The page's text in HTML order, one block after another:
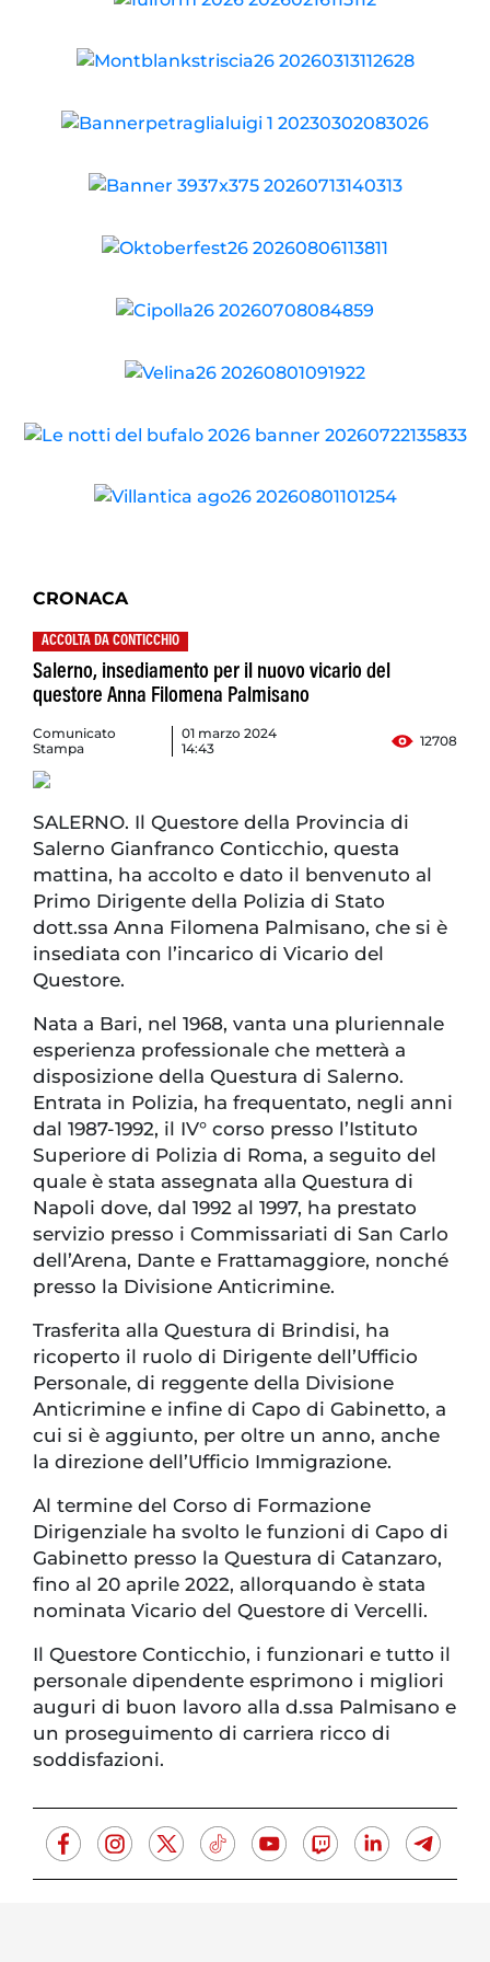
CRONACA
ACCOLTA DA CONTICCHIO
Salerno, insediamento per il nuovo vicario del
questore Anna Filomena Palmisano
Comunicato
Stampa
01 marzo 2024
14:43
12708
SALERNO. Il Questore della Provincia di
Salerno Gianfranco Conticchio, questa
mattina, ha accolto e dato il benvenuto al
Primo Dirigente della Polizia di Stato
dott.ssa Anna Filomena Palmisano, che si è
insediata con l’incarico di Vicario del
Questore.
Nata a Bari, nel 1968, vanta una pluriennale
esperienza professionale che metterà a
disposizione della Questura di Salerno.
Entrata in Polizia, ha frequentato, negli anni
dal 1987-1992, il IV° corso presso l’Istituto
Superiore di Polizia di Roma, a seguito del
quale è stata assegnata alla Questura di
Napoli dove, dal 1992 al 1997, ha prestato
servizio presso i Commissariati di San Carlo
dell’Arena, Dante e Frattamaggiore, nonché
presso la Divisione Anticrimine.
Trasferita alla Questura di Brindisi, ha
ricoperto il ruolo di Dirigente dell’Ufficio
Personale, di reggente della Divisione
Anticrimine e infine di Capo di Gabinetto, a
cui si è aggiunto, per oltre un anno, anche
la direzione dell’Ufficio Immigrazione.
Al termine del Corso di Formazione
Dirigenziale ha svolto le funzioni di Capo di
Gabinetto presso la Questura di Catanzaro,
fino al 20 aprile 2022, allorquando è stata
nominata Vicario del Questore di Vercelli.
Il Questore Conticchio, i funzionari e tutto il
personale dipendente esprimono i migliori
auguri di buon lavoro alla d.ssa Palmisano e
un proseguimento di carriera ricco di
soddisfazioni.